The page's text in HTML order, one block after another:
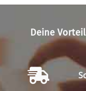
Deine